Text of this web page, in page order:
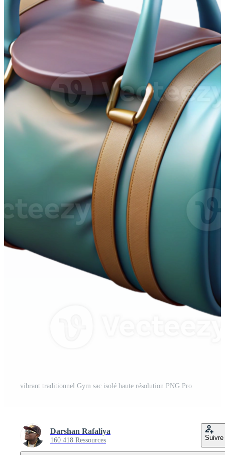
vibrant traditionnel Gym sac isolé haute résolution PNG Pro
Darshan Rafaliya
160 418 Ressources Suivre